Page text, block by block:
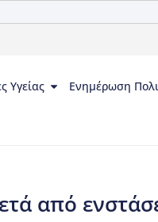
Υγείας Ενημέρωση
από